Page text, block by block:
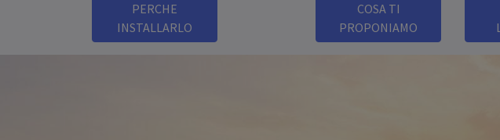
PERCHE
INSTALLARLO
COSA TI
PROPONIAMO